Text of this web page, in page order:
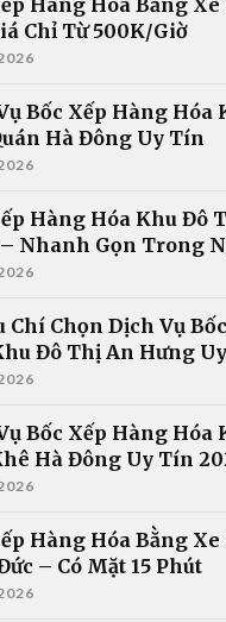
Chỉ Từ 500K/Giờ
Bốc Xếp Hàng Hóa
Hà Đông Uy Tín
Hàng Hóa Khu Đô
Nhanh Gọn Trong
Chí Chọn Dịch Vụ
Đô Thị An Hưng
Bốc Xếp Hàng Hóa
Hà Đông Uy Tín
Hàng Hóa Bằng
– Có Mặt 15 Phút